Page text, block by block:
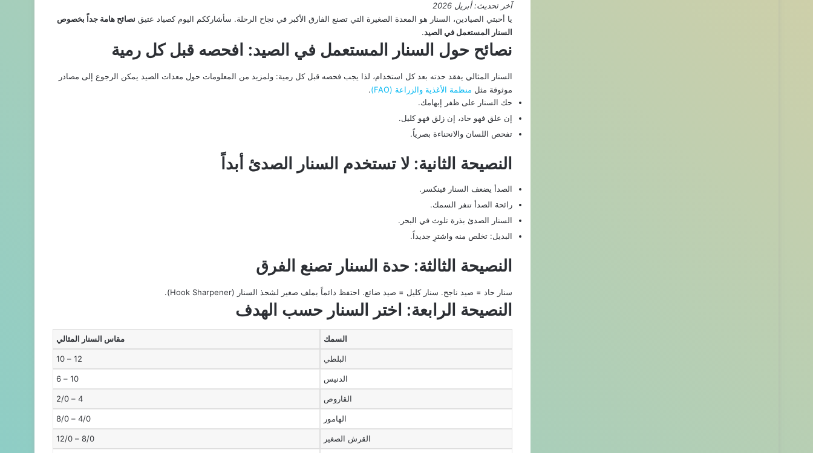
آخر تحديث: أبريل 2026
يا أحبتي الصيادين، السنار هو المعدة الصغيرة التي تصنع الفارق الأكبر في نجاح الرحلة. سأشارككم اليوم كصياد عتيق نصائح هامة جداً بخصوص
السنار المستعمل في الصيد.
نصائح حول السنار المستعمل في الصيد: افحصه قبل كل رمية
السنار المثالي يفقد حدته بعد كل استخدام، لذا يجب فحصه قبل كل رمية: ولمزيد من المعلومات حول معدات الصيد يمكن الرجوع إلى مصادر
موثوقة مثل منظمة الأغذية والزراعة (FAO)
.
حك السنار على ظفر إبهامك.
إن علق فهو حاد، إن زلق فهو كليل.
تفحص اللسان والانحناءة بصرياً.
النصيحة الثانية: لا تستخدم السنار الصدئ أبداً
الصدأ يضعف السنار فينكسر.
رائحة الصدأ تنفر السمك.
السنار الصدئ بذرة تلوث في البحر.
البديل: تخلص منه واشترِ جديداً.
النصيحة الثالثة: حدة السنار تصنع الفرق
سنار حاد = صيد ناجح. سنار كليل = صيد ضائع. احتفظ دائماً بملف صغير لشحذ السنار (Hook Sharpener).
النصيحة الرابعة: اختر السنار حسب الهدف
السمك مقاس السنار المثالي
البلطي 12 – 10
الدنيس 10 – 6
القاروص 4 – 2/0
الهامور 4/0 – 8/0
القرش الصغير 8/0 – 12/0